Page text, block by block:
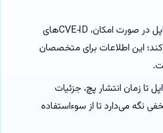
اپل در صورت امکان، CVE‑IDهای
این اطلاعات برای متخصصان
اپل تا زمان انتشار پچ، جزئیات
نگه می‌دارد تا از سوءاستفاده